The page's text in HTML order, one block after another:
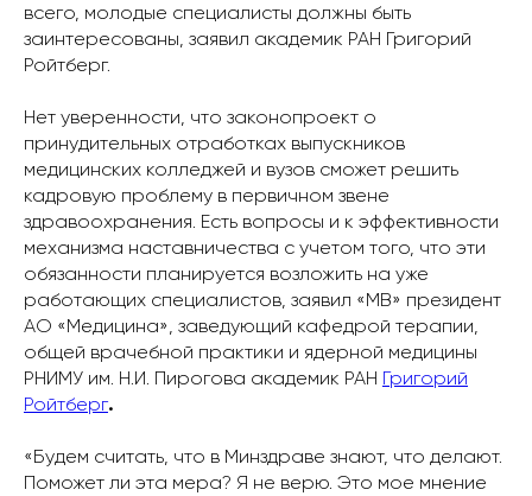
всего, молодые специалисты должны быть
заинтересованы, заявил академик РАН Григорий
Ройтберг.
Нет уверенности, что законопроект о
принудительных отработках выпускников
медицинских колледжей и вузов сможет решить
кадровую проблему в первичном звене
здравоохранения. Есть вопросы и к эффективности
механизма наставничества с учетом того, что эти
обязанности планируется возложить на уже
работающих специалистов, заявил «МВ» президент
АО «Медицина», заведующий кафедрой терапии,
общей врачебной практики и ядерной медицины
РНИМУ им. Н.И. Пирогова академик РАН Григорий
Ройтберг.
«Будем считать, что в Минздраве знают, что делают.
Поможет ли эта мера? Я не верю. Это мое мнение